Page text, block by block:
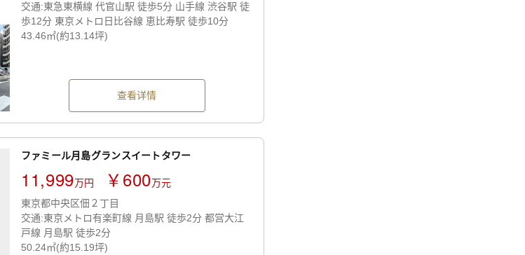
交通:東急東横線 代官山駅 徒歩5分 山手線 渋谷駅 徒
歩12分 東京メトロ日比谷線 恵比寿駅 徒歩10分
43.46㎡(約13.14坪)
查看详情
ファミール月島グランスイートタワー
11,999万円 ￥600万元
東京都中央区佃２丁目
交通:東京メトロ有楽町線 月島駅 徒歩2分 都営大江
戸線 月島駅 徒歩2分
50.24㎡(約15.19坪)